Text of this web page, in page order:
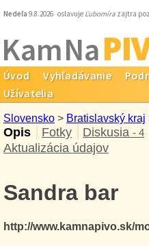
Nedeľa 9.8.2026 oslavuje Ľubomíra zajtra
Kam Na
Úvod Vyhľadávanie
Užívatelia
Slovensko > Bratislavský kraj
Opis Fotky Diskusia - 4
Aktualizácia údajov
Sandra bar
http://www.kamnapivo.sk/